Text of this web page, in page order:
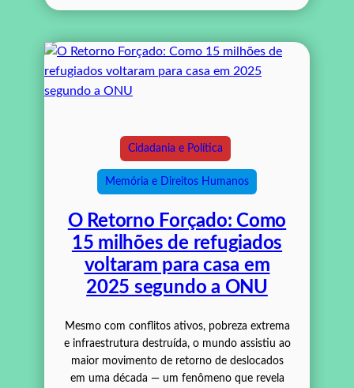
Cidadania e Política
Memória e Direitos Humanos
O Retorno Forçado: Como
15 milhões de refugiados
voltaram para casa em
2025 segundo a ONU
Mesmo com conflitos ativos, pobreza extrema
e infraestrutura destruída, o mundo assistiu ao
maior movimento de retorno de deslocados
em uma década — um fenômeno que revela